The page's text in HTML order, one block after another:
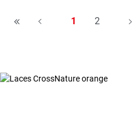
H A Seite
1 Seite
2 A